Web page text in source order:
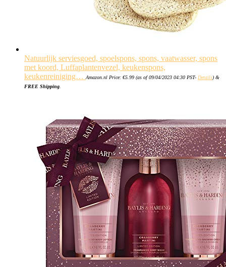
Natuurlijk serviesgoed, spoelspons, spons, vaatwasser, spons
met koord, Luffaplantenvezel, keukenspons,
keukenreiniging… Amazon.nl Price: €5.99 (as of 09/04/2023 04:30 PST- Details) &
FREE Shipping